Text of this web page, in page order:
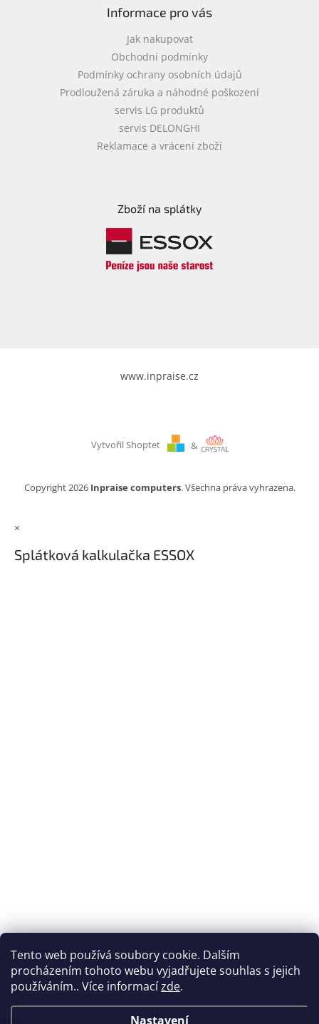
Tento web používá soubory cookie. Dalším
procházením tohoto webu vyjadřujete souhlas s jejich
používáním.. Více informacízde.
Nastavení
Informace pro vás
Jak nakupovat
Obchodní podmínky
Podmínky ochrany osobních údajů
Prodloužená záruka a náhodné poškození
servis LG produktů
servis DELONGHI
Reklamace a vrácení zboží
Zboží na splátky
www.inpraise.cz
Vytvořil Shoptet &
Copyright 2026 Inpraise computers. Všechna práva vyhrazena.
×
Splátková kalkulačka ESSOX